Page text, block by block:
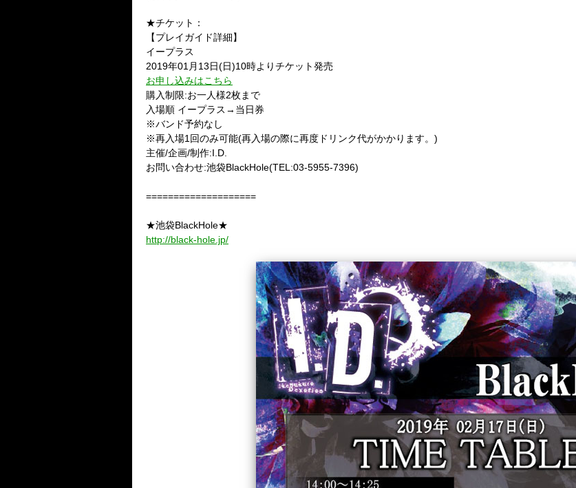
★チケット：
【プレイガイド詳細】
イープラス
2019年01月13日(日)10時よりチケット発売
お申し込みはこちら
購入制限:お一人様2枚まで
入場順 イープラス→当日券
※バンド予約なし
※再入場1回のみ可能(再入場の際に再度ドリンク代がかかります。)
主催/企画/制作:I.D.
お問い合わせ:池袋BlackHole(TEL:03-5955-7396)
====================
★池袋BlackHole★
http://black-hole.jp/